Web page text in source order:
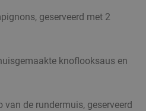
geserveerd met 2
knoflooksaus en
de rundermuis, geserveerd